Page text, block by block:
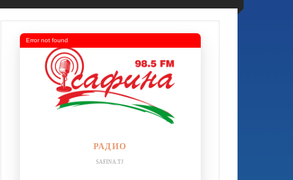
РАДИО
SAFINA.TJ
Error not found